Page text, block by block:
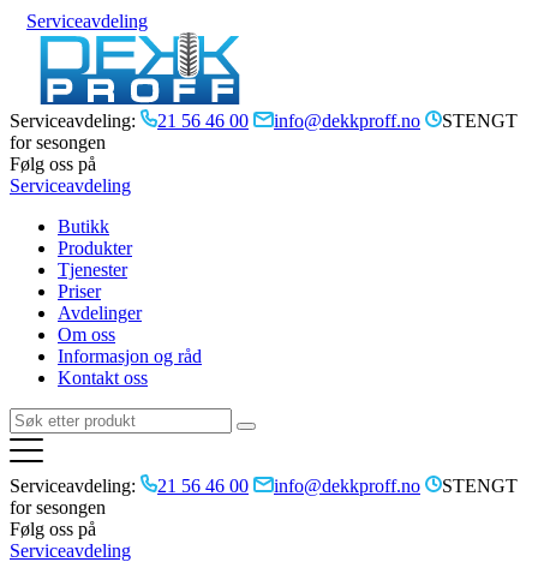
Serviceavdeling
Serviceavdeling: 21 56 46 00 info@dekkproff.no
STENGT
for sesongen
Følg oss på
Serviceavdeling
Butikk
Produkter
Tjenester
Priser
Avdelinger
Om oss
Informasjon og råd
Kontakt oss
Serviceavdeling: 21 56 46 00 info@dekkproff.no
STENGT
for sesongen
Følg oss på
Serviceavdeling